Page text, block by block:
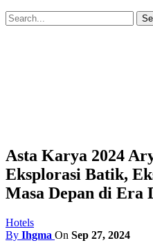
Asta Karya 2024
Eksplorasi Batik,
Masa Depan di Era
Hotels
By Ihgma On Sep 27, 2024